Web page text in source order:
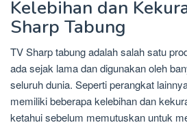
Kelebihan dan
Sharp Tabung
TV Sharp tabung adalah salah satu
ada sejak lama dan digunakan oleh
seluruh dunia. Seperti perangkat
memiliki beberapa kelebihan dan
ketahui sebelum memutuskan untuk